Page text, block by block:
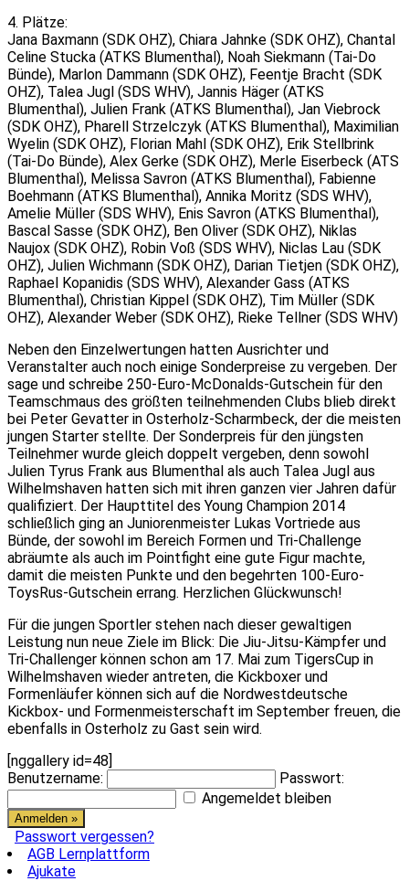
4. Plätze:
Jana Baxmann (SDK OHZ), Chiara Jahnke (SDK OHZ), Chantal
Celine Stucka (ATKS Blumenthal), Noah Siekmann (Tai-Do
Bünde), Marlon Dammann (SDK OHZ), Feentje Bracht (SDK
OHZ), Talea Jugl (SDS WHV), Jannis Häger (ATKS
Blumenthal), Julien Frank (ATKS Blumenthal), Jan Viebrock
(SDK OHZ), Pharell Strzelczyk (ATKS Blumenthal), Maximilian
Wyelin (SDK OHZ), Florian Mahl (SDK OHZ), Erik Stellbrink
(Tai-Do Bünde), Alex Gerke (SDK OHZ), Merle Eiserbeck (ATS
Blumenthal), Melissa Savron (ATKS Blumenthal), Fabienne
Boehmann (ATKS Blumenthal), Annika Moritz (SDS WHV),
Amelie Müller (SDS WHV), Enis Savron (ATKS Blumenthal),
Bascal Sasse (SDK OHZ), Ben Oliver (SDK OHZ), Niklas
Naujox (SDK OHZ), Robin Voß (SDS WHV), Niclas Lau (SDK
OHZ), Julien Wichmann (SDK OHZ), Darian Tietjen (SDK OHZ),
Raphael Kopanidis (SDS WHV), Alexander Gass (ATKS
Blumenthal), Christian Kippel (SDK OHZ), Tim Müller (SDK
OHZ), Alexander Weber (SDK OHZ), Rieke Tellner (SDS WHV)
Neben den Einzelwertungen hatten Ausrichter und
Veranstalter auch noch einige Sonderpreise zu vergeben. Der
sage und schreibe 250-Euro-McDonalds-Gutschein für den
Teamschmaus des größten teilnehmenden Clubs blieb direkt
bei Peter Gevatter in Osterholz-Scharmbeck, der die meisten
jungen Starter stellte. Der Sonderpreis für den jüngsten
Teilnehmer wurde gleich doppelt vergeben, denn sowohl
Julien Tyrus Frank aus Blumenthal als auch Talea Jugl aus
Wilhelmshaven hatten sich mit ihren ganzen vier Jahren dafür
qualifiziert. Der Haupttitel des Young Champion 2014
schließlich ging an Juniorenmeister Lukas Vortriede aus
Bünde, der sowohl im Bereich Formen und Tri-Challenge
abräumte als auch im Pointfight eine gute Figur machte,
damit die meisten Punkte und den begehrten 100-Euro-
ToysRus-Gutschein errang. Herzlichen Glückwunsch!
Für die jungen Sportler stehen nach dieser gewaltigen
Leistung nun neue Ziele im Blick: Die Jiu-Jitsu-Kämpfer und
Tri-Challenger können schon am 17. Mai zum TigersCup in
Wilhelmshaven wieder antreten, die Kickboxer und
Formenläufer können sich auf die Nordwestdeutsche
Kickbox- und Formenmeisterschaft im September freuen, die
ebenfalls in Osterholz zu Gast sein wird.
[nggallery id=48]
Benutzername:
Passwort:
Angemeldet bleiben
Passwort vergessen?
AGB Lernplattform
Ajukate